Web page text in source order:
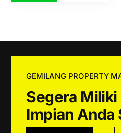
GEMILANG PROPERTY
Segera Miliki
Impian Anda